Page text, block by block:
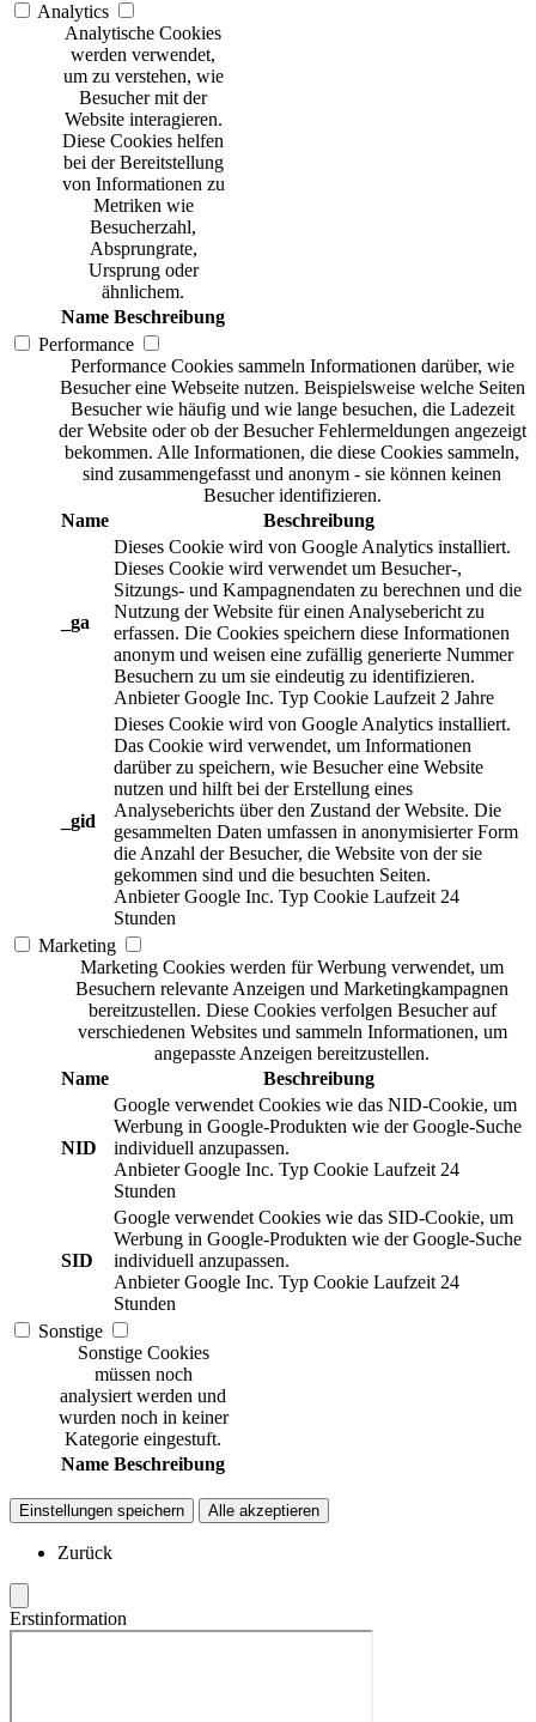
Analytics
Analytische Cookies
werden verwendet,
um zu verstehen, wie
Besucher mit der
Website interagieren.
Diese Cookies helfen
bei der Bereitstellung
von Informationen zu
Metriken wie
Besucherzahl,
Absprungrate,
Ursprung oder
ähnlichem.
Name Beschreibung
Performance
Performance Cookies sammeln Informationen darüber, wie
Besucher eine Webseite nutzen. Beispielsweise welche Seiten
Besucher wie häufig und wie lange besuchen, die Ladezeit
der Website oder ob der Besucher Fehlermeldungen angezeigt
bekommen. Alle Informationen, die diese Cookies sammeln,
sind zusammengefasst und anonym - sie können keinen
Besucher identifizieren.
Name
Beschreibung
_ga
Dieses Cookie wird von Google Analytics installiert.
Dieses Cookie wird verwendet um Besucher-,
Sitzungs- und Kampagnendaten zu berechnen und die
Nutzung der Website für einen Analysebericht zu
erfassen. Die Cookies speichern diese Informationen
anonym und weisen eine zufällig generierte Nummer
Besuchern zu um sie eindeutig zu identifizieren.
Anbieter Google Inc. Typ Cookie Laufzeit 2 Jahre
_gid
Dieses Cookie wird von Google Analytics installiert.
Das Cookie wird verwendet, um Informationen
darüber zu speichern, wie Besucher eine Website
nutzen und hilft bei der Erstellung eines
Analyseberichts über den Zustand der Website. Die
gesammelten Daten umfassen in anonymisierter Form
die Anzahl der Besucher, die Website von der sie
gekommen sind und die besuchten Seiten.
Anbieter Google Inc. Typ Cookie Laufzeit 24
Stunden
Marketing
Marketing Cookies werden für Werbung verwendet, um
Besuchern relevante Anzeigen und Marketingkampagnen
bereitzustellen. Diese Cookies verfolgen Besucher auf
verschiedenen Websites und sammeln Informationen, um
angepasste Anzeigen bereitzustellen.
Name
Beschreibung
NID
Google verwendet Cookies wie das NID-Cookie, um
Werbung in Google-Produkten wie der Google-Suche
individuell anzupassen.
Anbieter Google Inc. Typ Cookie Laufzeit 24
Stunden
SID
Google verwendet Cookies wie das SID-Cookie, um
Werbung in Google-Produkten wie der Google-Suche
individuell anzupassen.
Anbieter Google Inc. Typ Cookie Laufzeit 24
Stunden
Sonstige
Sonstige Cookies
müssen noch
analysiert werden und
wurden noch in keiner
Kategorie eingestuft.
Name Beschreibung
Einstellungen speichern Alle akzeptieren
Zurück
Erstinformation